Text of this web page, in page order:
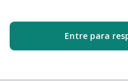
Entre para